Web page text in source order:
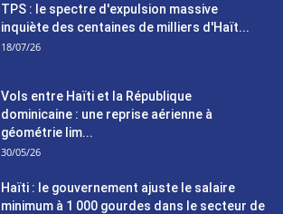
TPS : le spectre d'expulsion massive
inquiète des centaines de milliers d'Haït...
18/07/26
Vols entre Haïti et la République
dominicaine : une reprise aérienne à
géométrie lim...
30/05/26
Haïti : le gouvernement ajuste le salaire
minimum à 1 000 gourdes dans le secteur de